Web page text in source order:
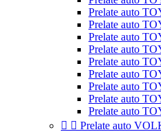
Prelate auto
Prelate auto
Prelate auto
Prelate auto
Prelate auto
Prelate auto
Prelate auto
Prelate auto
Prelate auto
  Prelate auto